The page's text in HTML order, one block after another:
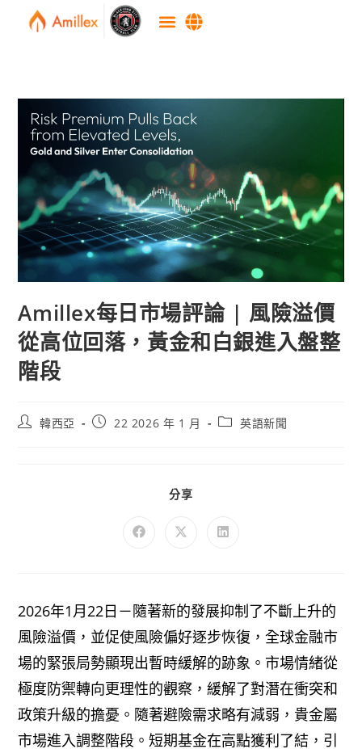
Amillex每日市場評論 | 風險溢價
從高位回落，黃金和白銀進入盤整
階段
韓西亞 22 2026 年 1 月 英語新聞
分享
2026年1月22日－隨著新的發展抑制了不斷上升的
風險溢價，並促使風險偏好逐步恢復，全球金融市
場的緊張局勢顯現出暫時緩解的跡象。市場情緒從
極度防禦轉向更理性的觀察，緩解了對潛在衝突和
政策升級的擔憂。隨著避險需求略有減弱，貴金屬
市場進入調整階段。短期基金在高點獲利了結，引